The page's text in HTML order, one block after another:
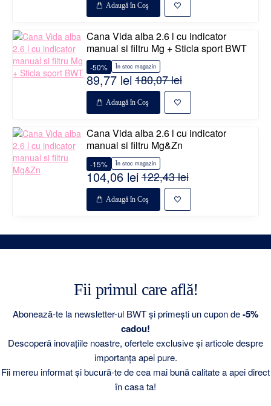
Adaugă în Coş
Cana Vida alba 2.6 l cu indicator
manual si filtru Mg + Sticla sport BWT
În stoc magazin
-50%
89,77 lei180,07 lei
Adaugă în Coş
Cana Vida alba 2.6 l cu indicator
manual si filtru Mg&Zn
În stoc magazin
-15%
104,06 lei122,43 lei
Adaugă în Coş
Fii primul care află!
Abonează-te la newsletter-ul BWT și primești un cupon de-5%
cadou!
Descoperă inovațiile noastre, ofertele exclusive și articole despre
importanța apei pure.
Fii mereu informat și bucură-te de cea mai bună calitate a apei direct
în casa ta!